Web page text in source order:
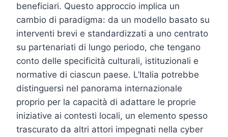
beneficiari. Questo approccio implica un
cambio di paradigma: da un modello basato su
interventi brevi e standardizzati a uno centrato
su partenariati di lungo periodo, che tengano
conto delle specificità culturali, istituzionali e
normative di ciascun paese. L’Italia potrebbe
distinguersi nel panorama internazionale
proprio per la capacità di adattare le proprie
iniziative ai contesti locali, un elemento spesso
trascurato da altri attori impegnati nella cyber